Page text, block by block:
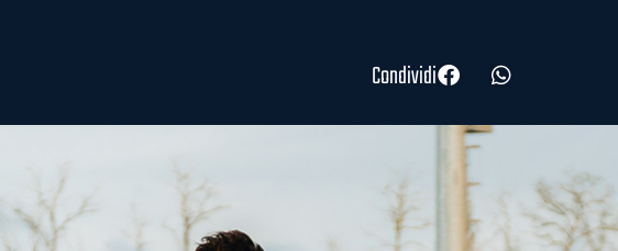
Condividi